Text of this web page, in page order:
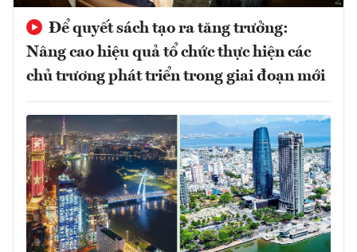
Để quyết sách tạo ra tăng trưởng:
Nâng cao hiệu quả tổ chức thực hiện các
chủ trương phát triển trong giai đoạn mới